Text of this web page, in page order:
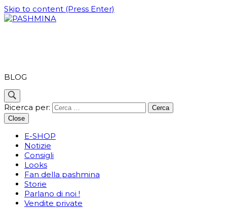
Skip to content (Press Enter)
BLOG
Ricerca per:
Close
E-SHOP
Notizie
Consigli
Looks
Fan della pashmina
Storie
Parlano di noi !
Vendite private